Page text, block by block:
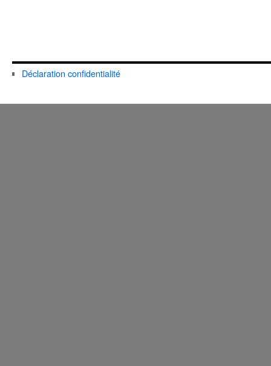
Déclaration confidentialité